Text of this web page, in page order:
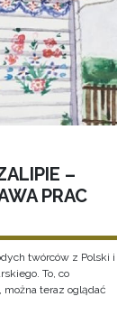
–
PRAC
twórców z Polski i
To, co
można teraz oglądać